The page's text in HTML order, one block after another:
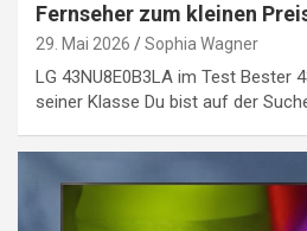
Fernseher zum kleinen
29. Mai 2026 Sophia Wagner
LG 43NU8E0B3LA im Test Bester
seiner Klasse Du bist auf der